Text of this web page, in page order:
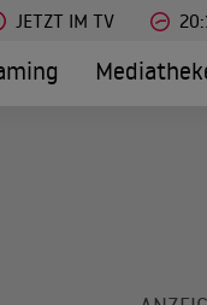
JETZT IM TV